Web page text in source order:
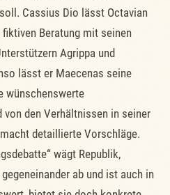
Cassius Dio lässt Octavian
Beratung mit seinen
Agrippa und
lässt er Maecenas seine
wünschenswerte
von den Verhältnissen in seiner
detaillierte Vorschläge.
wägt Republik,
ab und ist auch in